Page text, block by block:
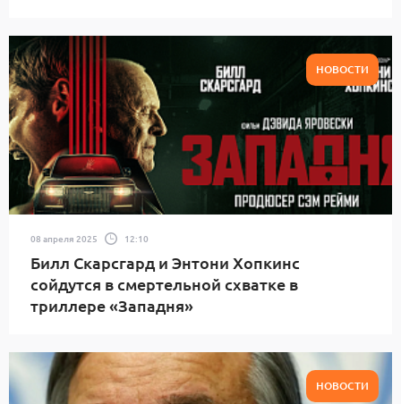
НОВОСТИ
08 апреля 2025 12:10
Билл Скарсгард и Энтони Хопкинс
сойдутся в смертельной схватке в
триллере «Западня»
НОВОСТИ